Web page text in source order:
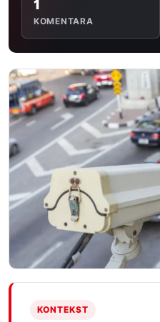
1
KOMENTARA
KONTEKST